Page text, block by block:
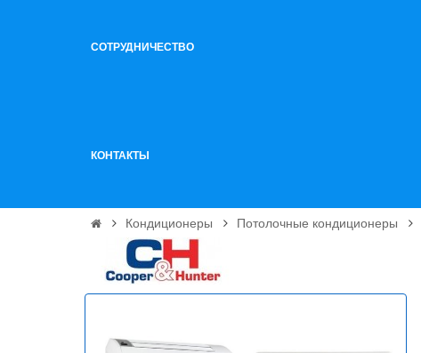
СОТРУДНИЧЕСТВО
КОНТАКТЫ
Кондиционеры Потолочные кондиционеры